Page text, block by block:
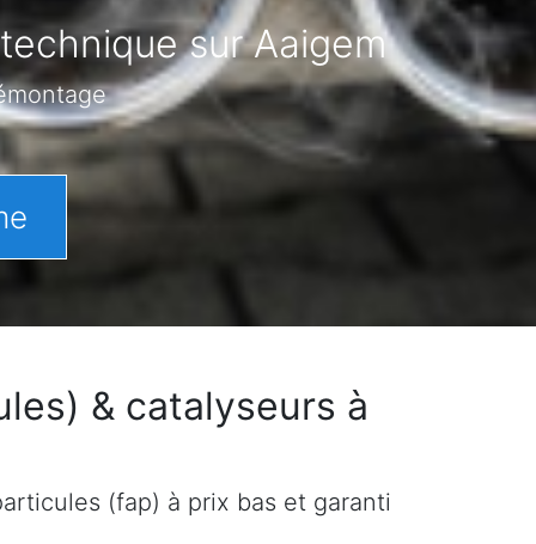
sur Aaigem
& catalyseurs à
(fap) à prix bas et garanti